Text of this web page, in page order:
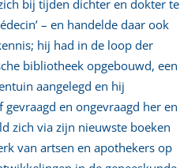
bij tijden dichter en dokter te
– en handelde daar ook
hij had in de loop der
bibliotheek opgebouwd, een
aangelegd en hij
en ongevraagd her en
zich via zijn nieuwste boeken
van artsen en apothekers op